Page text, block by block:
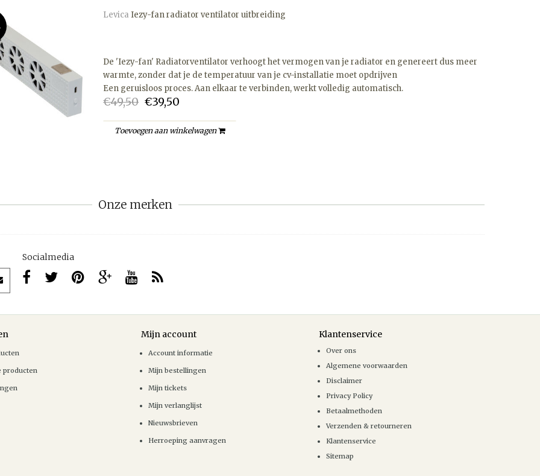
Levica Iezy-fan radiator ventilator uitbreiding
De 'Iezy-fan' Radiatorventilator verhoogt het vermogen van je radiator en genereert dus meer
warmte, zonder dat je de temperatuur van je cv-installatie moet opdrijven
Een geruisloos proces. Aan elkaar te verbinden, werkt volledig automatisch.
€49,50 €39,50
Toevoegen aan winkelwagen
Onze merken
Socialmedia
producten
Mijn account
Account informatie
Mijn bestellingen
Mijn tickets
Mijn verlanglijst
Nieuwsbrieven
Herroeping aanvragen
Klantenservice
Over ons
Algemene voorwaarden
Disclaimer
Privacy Policy
Betaalmethoden
Verzenden & retourneren
Klantenservice
Sitemap